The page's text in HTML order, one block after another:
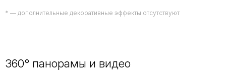
* — дополнительные декоративные эффекты отсутствуют
360° панорамы и видео